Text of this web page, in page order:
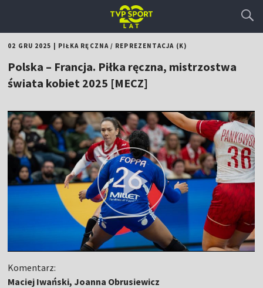
02 GRU 2025 PIŁKA RĘCZNA/ REPREZENTACJA (K)
Polska – Francja. Piłka ręczna, mistrzostwa
świata kobiet 2025 [MECZ]
Komentarz:
Maciej Iwański, Joanna Obrusiewicz